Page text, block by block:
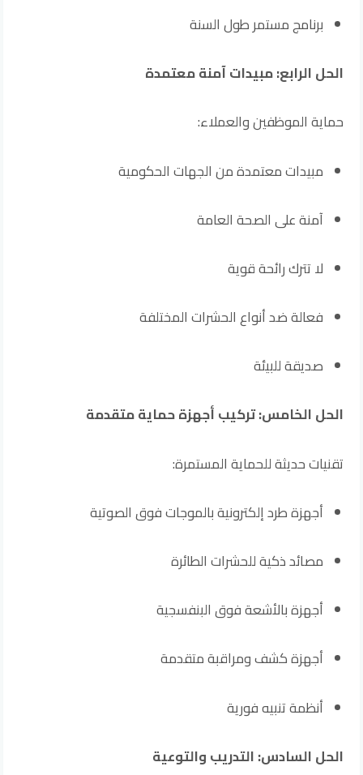
برنامج مستمر طول السنة
الحل الرابع: مبيدات آمنة معتمدة
حماية الموظفين والعملاء:
مبيدات معتمدة من الجهات الحكومية
آمنة على الصحة العامة
لا تترك رائحة قوية
فعالة ضد أنواع الحشرات المختلفة
صديقة للبيئة
الحل الخامس: تركيب أجهزة حماية متقدمة
تقنيات حديثة للحماية المستمرة:
أجهزة طرد إلكترونية بالموجات فوق الصوتية
مصائد ذكية للحشرات الطائرة
أجهزة بالأشعة فوق البنفسجية
أجهزة كشف ومراقبة متقدمة
أنظمة تنبيه فورية
الحل السادس: التدريب والتوعية